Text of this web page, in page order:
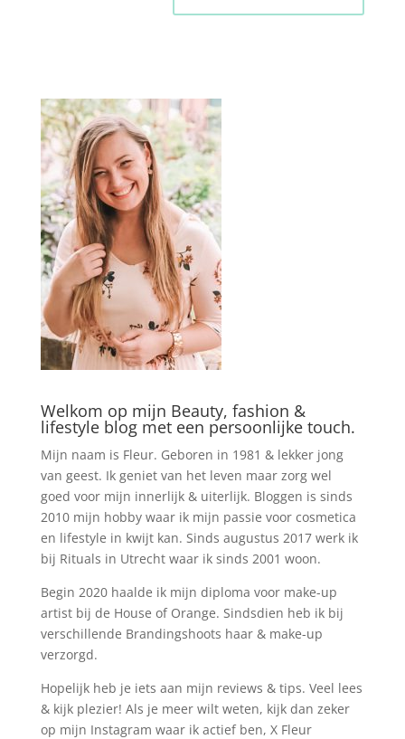
Welkom op mijn Beauty, fashion &
lifestyle blog met een persoonlijke touch.
Mijn naam is Fleur. Geboren in 1981 & lekker jong
van geest. Ik geniet van het leven maar zorg wel
goed voor mijn innerlijk & uiterlijk. Bloggen is sinds
2010 mijn hobby waar ik mijn passie voor cosmetica
en lifestyle in kwijt kan. Sinds augustus 2017 werk ik
bij Rituals in Utrecht waar ik sinds 2001 woon.
Begin 2020 haalde ik mijn diploma voor make-up
artist bij de House of Orange. Sindsdien heb ik bij
verschillende Brandingshoots haar & make-up
verzorgd.
Hopelijk heb je iets aan mijn reviews & tips. Veel lees
& kijk plezier! Als je meer wilt weten, kijk dan zeker
op mijn Instagram waar ik actief ben, X Fleur